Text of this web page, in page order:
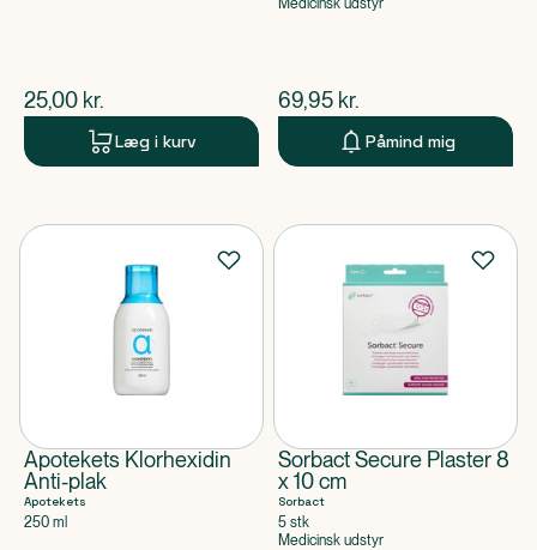
$nuværende pris
25,00 kr.
Læg i kurv
Medicinsk udstyr
$nuværende pris
69,95 kr.
Påmind mig
Apotekets Klorhexidin
Anti-plak
Apotekets
250 ml
Sorbact Secure Plaster 8
x 10 cm
Sorbact
5 stk
Medicinsk udstyr